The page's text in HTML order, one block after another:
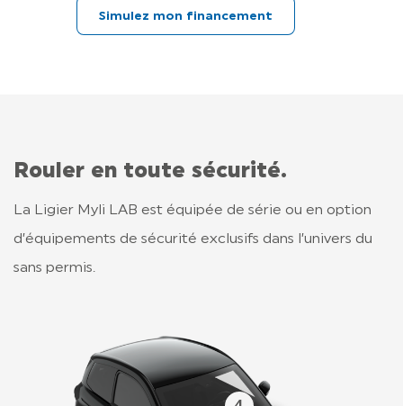
Simulez mon financement
Rouler en toute sécurité.
La Ligier Myli LAB est équipée de série ou en option
d’équipements de sécurité exclusifs dans l’univers du
sans permis.